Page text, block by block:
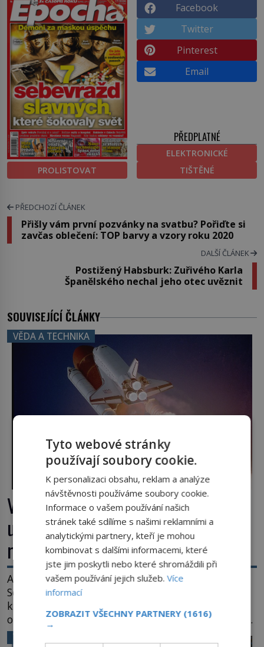
PROLISTOVAT
Facebook
Twitter
Pinterest
Email
PŘEDPLATNÉ
ELEKTRONICKÉ
TIŠTĚNÉ
PŘEDCHOZÍ ČLÁNEK
Přišly vám první pozvánky na svatbu? Pořiďte si
zavčas oblečení: TOP barvy a vzory roku 2020
DALŠÍ ČLÁNEK
Postižený Habsburk: Zuřivého Karla
Španělského nechal jeho otec uvěznit
SOUVISEJÍCÍ ČLÁNKY
VĚDA A TECHNIKA
Výbuch, muzeum a promenáda v
ulicích. Pět osudů nejslavnějších
raketoplánů
Ani zima nezkazí přítomným slavnostní okamžik.
Se slunečními brýlemi hledí na startující raketu,
která má do vesmíru vynést kromě posádky také
obyčejnou učitelku. Po několika sekundách všem
ztuhnou úsměvy, stroj totiž exploduje. Jejich
VĚDA A TECHNIKA
Tyto webové stránky
používají soubory cookie.
K personalizaci obsahu, reklam a analýze
návštěvnosti používáme soubory cookie.
Informace o vašem používání našich
stránek také sdílíme s našimi reklamními a
analytickými partnery, kteří je mohou
kombinovat s dalšími informacemi, které
jste jim poskytli nebo které shromáždili při
vašem používání jejich služeb.Více
informací
ZOBRAZIT VŠECHNY PARTNERY (1616)
→